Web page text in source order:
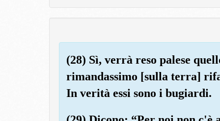
(28) Sì, verrà reso palese
rimandassimo [sulla terra]
In verità essi sono i bugiardi.